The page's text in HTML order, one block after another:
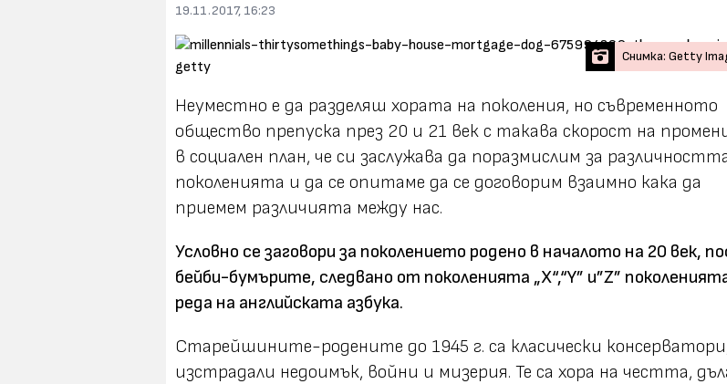
19.11.2017, 16:23
Снимка: Getty
Неуместно е да разделяш хората на поколения, но съвременното
общество препуска през 20 и 21 век с такава скорост на
в социален план, че си заслужава да поразмислим за
поколенията и да се опитаме да се договорим взаимно кака да
приемем различията между нас.
Условно се заговори за поколението родено в началото на 20 век,
бейби-бумърите, следвано от поколенията „Х“,“Y” и”Z”
реда на английската азбука.
Старейшините-родените до 1945 г. са класически
изстрадали недоимък, войни и мизерия. Те са хора на честта,